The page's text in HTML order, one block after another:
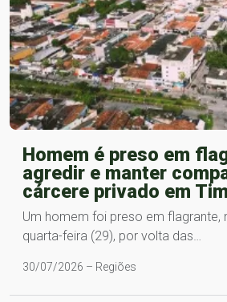
Homem é preso em
agredir e manter
cárcere privado em
Um homem foi preso em flagrante,
quarta-feira (29), por volta das…
30/07/2026 – Regiões